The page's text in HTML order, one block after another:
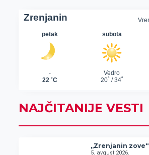
NAJČITANIJE VESTI
„Zrenjanin zove“
5. avgust 2026.